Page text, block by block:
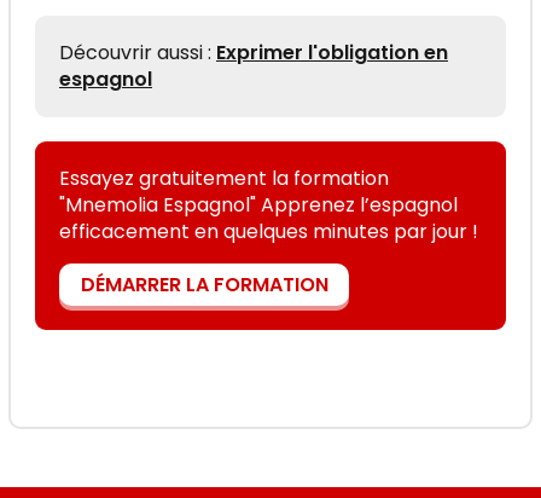
Découvrir aussi : Exprimer l'obligation en
espagnol
Essayez gratuitement la formation
"Mnemolia Espagnol" Apprenez l’espagnol
efficacement en quelques minutes par jour !
DÉMARRER LA FORMATION